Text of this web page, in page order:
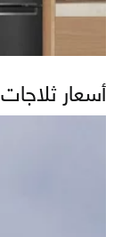
أسعار ثلاجات LG في العراق